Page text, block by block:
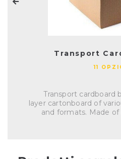
Transport
11
Transport cardboard
layer cartonboard of
and formats. Made